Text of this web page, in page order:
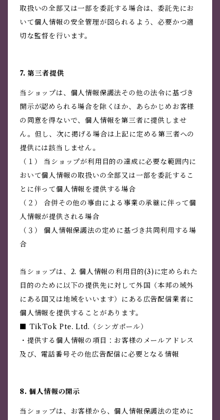
取扱いの全部又は一部を委託する場合は、委託先にお
いて個人情報の安全管理が図られるよう、必要かつ適
切な監督を行います。
7. 第三者提供
当ショップは、個人情報保護法その他の法令に基づき
開示が認められる場合を除くほか、あらかじめお客様
の同意を得ないで、個人情報を第三者に提供しませ
ん。但し、次に掲げる場合は上記に定める第三者への
提供には該当しません。
（１） 当ショップが利用目的の達成に必要な範囲内に
おいて個人情報の取扱いの全部又は一部を委託するこ
とに伴って個人情報を提供する場合
（２） 合併その他の事由による事業の承継に伴って個
人情報が提供される場合
（３） 個人情報保護法の定めに基づき共同利用する場
合
当ショップは、2. 個人情報の利用目的(3)に定められた
目的のために以下の提供先に対して外国（本邦の域外
にある国又は地域をいいます）にある広告配信業者に
個人情報を提供することがあります。
■ TikTok Pte. Ltd.（シンガポール）
・提供する個人情報の項目：お客様のメールアドレス
及び、電話番号その他広告配信に必要となる情報
8. 個人情報の開示
当ショップは、お客様から、個人情報保護法の定めに